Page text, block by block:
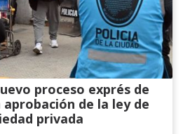
proceso exprés de
de la ley de
privada